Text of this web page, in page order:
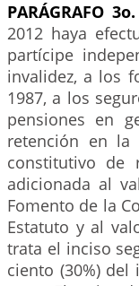
PARÁGRAFO 3o.
2012 haya
partícipe
invalidez, a los
1987, a los
pensiones en
retención en la
constitutivo de
adicionada al
Fomento de la
Estatuto y al
trata el inciso
ciento (30%)